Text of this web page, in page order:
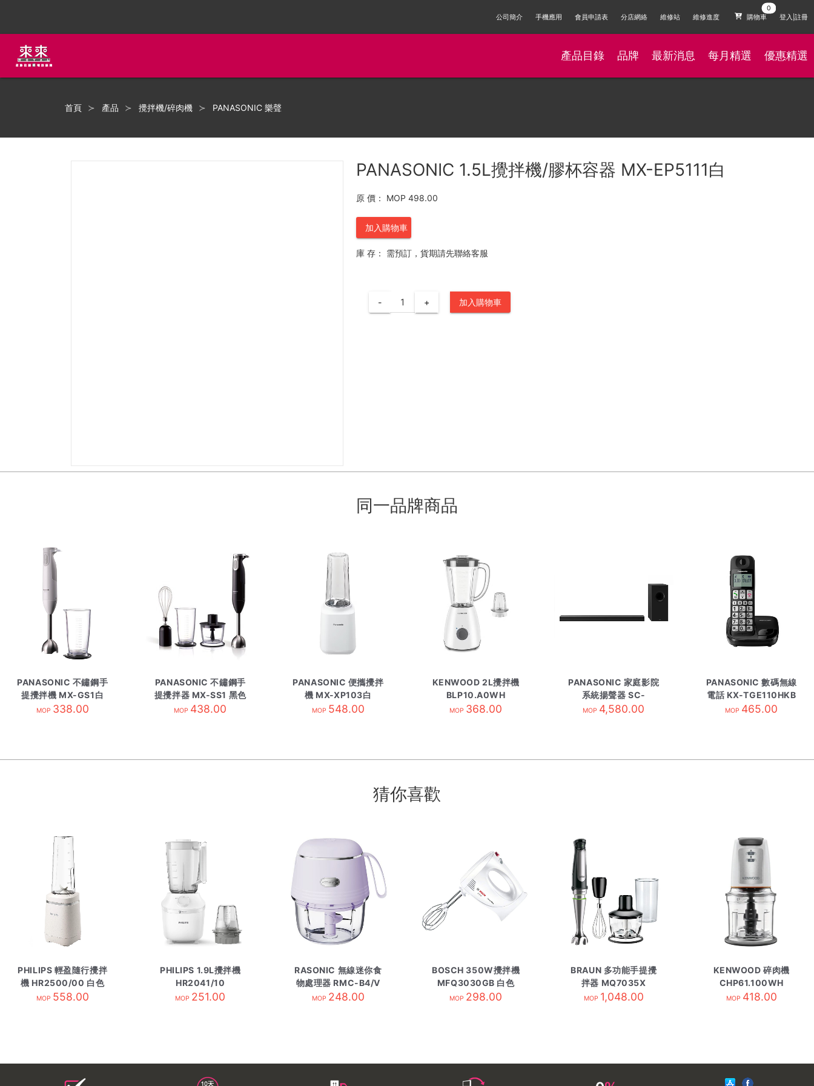
公司簡介 手機應用 會員申請表 分店網絡 維修站 維修進度 購物車 登入|註冊
產品目錄 品牌 最新消息 每月精選 優惠精選
首頁 產品 攪拌機/碎肉機 PANASONIC 樂聲
PANASONIC 1.5L攪拌機/膠杯容器 MX-EP5111白
原 價： MOP 498.00
加入購物車
庫 存： 需預訂，貨期請先聯絡客服
- + 加入購物車
同一品牌商品
PANASONIC 不鏽鋼手
提攪拌機 MX-GS1白
MOP 338.00
PANASONIC 不鏽鋼手
提攪拌器 MX-SS1 黑色
MOP 438.00
PANASONIC 便攜攪拌
機 MX-XP103白
MOP 548.00
KENWOOD 2L攪拌機
BLP10.A0WH
MOP 368.00
PANASONIC 家庭影院
系統揚聲器 SC-
HTB600
MOP 4,580.00
PANASONIC 數碼無線
電話 KX-TGE110HKB
黑
MOP 465.00
猜你喜歡
PHILIPS 輕盈隨行攪拌
機 HR2500/00 白色
MOP 558.00
PHILIPS 1.9L攪拌機
HR2041/10
MOP 251.00
RASONIC 無線迷你食
物處理器 RMC-B4/V
MOP 248.00
BOSCH 350W攪拌機
MFQ3030GB 白色
MOP 298.00
BRAUN 多功能手提攪
拌器 MQ7035X
MOP 1,048.00
KENWOOD 碎肉機
CHP61.100WH
MOP 418.00